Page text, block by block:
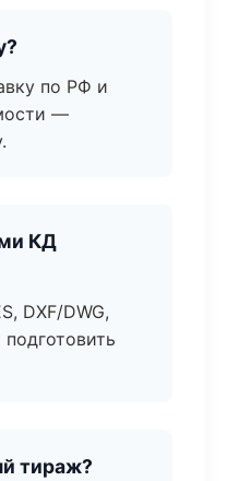
по РФ и
—
КД
DXF/DWG,
тираж?